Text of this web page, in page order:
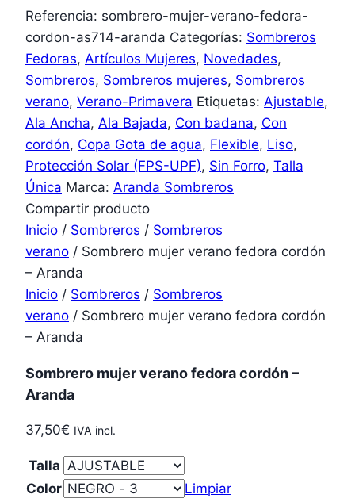
Referencia: sombrero-mujer-verano-fedora-
cordon-as714-aranda Categorías: Sombreros
Fedoras, Artículos Mujeres, Novedades,
Sombreros, Sombreros mujeres, Sombreros
verano, Verano-Primavera Etiquetas: Ajustable,
Ala Ancha, Ala Bajada, Con badana, Con
cordón, Copa Gota de agua, Flexible, Liso,
Protección Solar (FPS-UPF), Sin Forro, Talla
Única Marca: Aranda Sombreros
Compartir producto
Inicio / Sombreros / Sombreros
verano / Sombrero mujer verano fedora cordón
– Aranda
Inicio / Sombreros / Sombreros
verano / Sombrero mujer verano fedora cordón
– Aranda
Sombrero mujer verano fedora cordón –
Aranda
37,50€ IVA incl.
Talla
Color
Limpiar